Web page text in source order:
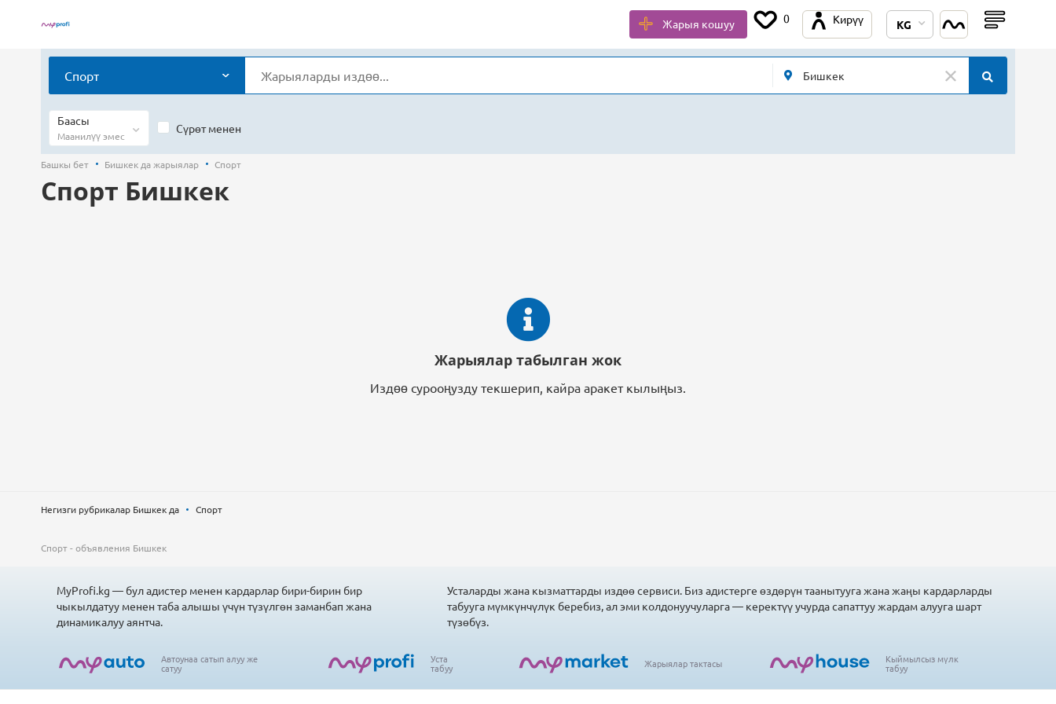
Жарыя кошуу 0 Кирүү KG
Спорт
Баасы
Маанилүү эмес
Сүрөт менен
Башкы бет Бишкек да жарыялар Спорт
Спорт Бишкек
Жарыялар табылган жок
Издөө сурооңузду текшерип, кайра аракет кылыңыз.
Негизги рубрикалар Бишкек да Спорт
Спорт - объявления Бишкек
MyProfi.kg — бул адистер менен кардарлар бири-бирин бир
чыкылдатуу менен таба алышы үчүн түзүлгөн заманбап жана
динамикалуу аянтча.
Усталарды жана кызматтарды издөө сервиси. Биз адистерге өздөрүн таанытууга жана жаңы кардарларды
табууга мүмкүнчүлүк беребиз, ал эми колдонуучуларга — керектүү учурда сапаттуу жардам алууга шарт
түзөбүз.
Автоунаа сатып алуу же
сатуу
Уста
табуу Жарыялар тактасы Кыймылсыз мүлк
табуу